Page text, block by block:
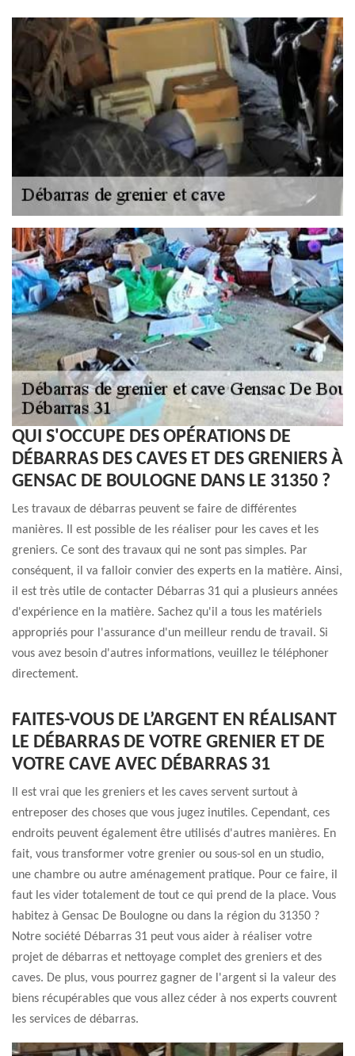
QUI S'OCCUPE DES OPÉRATIONS DE
DÉBARRAS DES CAVES ET DES GRENIERS À
GENSAC DE BOULOGNE DANS LE 31350 ?
Les travaux de débarras peuvent se faire de différentes
manières. Il est possible de les réaliser pour les caves et les
greniers. Ce sont des travaux qui ne sont pas simples. Par
conséquent, il va falloir convier des experts en la matière. Ainsi,
il est très utile de contacter Débarras 31 qui a plusieurs années
d'expérience en la matière. Sachez qu'il a tous les matériels
appropriés pour l'assurance d'un meilleur rendu de travail. Si
vous avez besoin d'autres informations, veuillez le téléphoner
directement.
FAITES-VOUS DE L’ARGENT EN RÉALISANT
LE DÉBARRAS DE VOTRE GRENIER ET DE
VOTRE CAVE AVEC DÉBARRAS 31
Il est vrai que les greniers et les caves servent surtout à
entreposer des choses que vous jugez inutiles. Cependant, ces
endroits peuvent également être utilisés d'autres manières. En
fait, vous transformer votre grenier ou sous-sol en un studio,
une chambre ou autre aménagement pratique. Pour ce faire, il
faut les vider totalement de tout ce qui prend de la place. Vous
habitez à Gensac De Boulogne ou dans la région du 31350 ?
Notre société Débarras 31 peut vous aider à réaliser votre
projet de débarras et nettoyage complet des greniers et des
caves. De plus, vous pourrez gagner de l'argent si la valeur des
biens récupérables que vous allez céder à nos experts couvrent
les services de débarras.